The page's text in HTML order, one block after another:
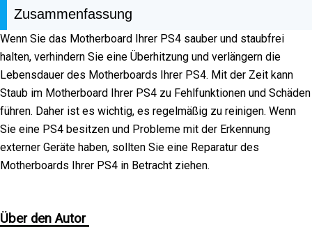
Zusammenfassung
Wenn Sie das Motherboard Ihrer PS4 sauber und staubfrei
halten, verhindern Sie eine Überhitzung und verlängern die
Lebensdauer des Motherboards Ihrer PS4. Mit der Zeit kann
Staub im Motherboard Ihrer PS4 zu Fehlfunktionen und Schäden
führen. Daher ist es wichtig, es regelmäßig zu reinigen. Wenn
Sie eine PS4 besitzen und Probleme mit der Erkennung
externer Geräte haben, sollten Sie eine Reparatur des
Motherboards Ihrer PS4 in Betracht ziehen.
Über den Autor